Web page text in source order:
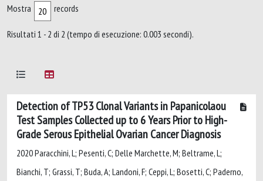
Mostra records
Risultati 1 - 2 di 2 (tempo di esecuzione: 0.003 secondi).
Detection of TP53 Clonal Variants in Papanicolaou
Test Samples Collected up to 6 Years Prior to High-
Grade Serous Epithelial Ovarian Cancer Diagnosis
2020 Paracchini, L; Pesenti, C; Delle Marchette, M; Beltrame, L;
Bianchi, T; Grassi, T; Buda, A; Landoni, F; Ceppi, L; Bosetti, C; Paderno,